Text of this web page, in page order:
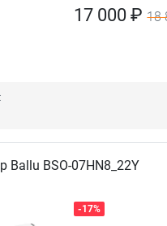
17 000 ₽18
Ballu BSO-07HN8_22Y
-17%